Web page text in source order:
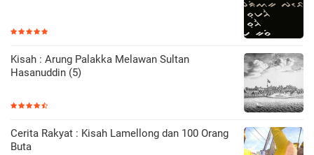
Kisah : Arung Palakka Melawan Sultan
Hasanuddin (5)
Cerita Rakyat : Kisah Lamellong dan 100 Orang
Buta